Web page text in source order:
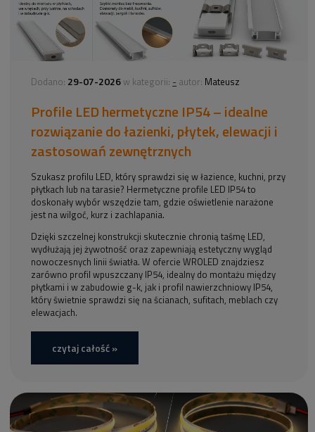
Dodano: 29-07-2026 w kategorii: - autor: Mateusz
Profile LED hermetyczne IP54 – idealne
rozwiązanie do łazienki, płytek, elewacji i
zastosowań zewnętrznych
Szukasz profilu LED, który sprawdzi się w łazience, kuchni, przy
płytkach lub na tarasie? Hermetyczne profile LED IP54 to
doskonały wybór wszędzie tam, gdzie oświetlenie narażone
jest na wilgoć, kurz i zachlapania.
Dzięki szczelnej konstrukcji skutecznie chronią taśmę LED,
wydłużają jej żywotność oraz zapewniają estetyczny wygląd
nowoczesnych linii światła. W ofercie WROLED znajdziesz
zarówno profil wpuszczany IP54, idealny do montażu między
płytkami i w zabudowie g-k, jak i profil nawierzchniowy IP54,
który świetnie sprawdzi się na ścianach, sufitach, meblach czy
elewacjach.
czytaj całość »